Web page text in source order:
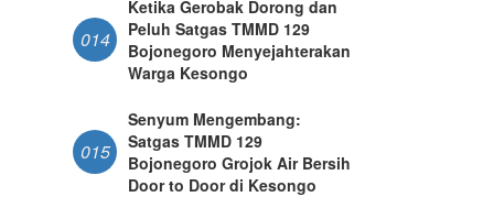
014
Ketika Gerobak Dorong dan
Peluh Satgas TMMD 129
Bojonegoro Menyejahterakan
Warga Kesongo
015
Senyum Mengembang:
Satgas TMMD 129
Bojonegoro Grojok Air Bersih
Door to Door di Kesongo